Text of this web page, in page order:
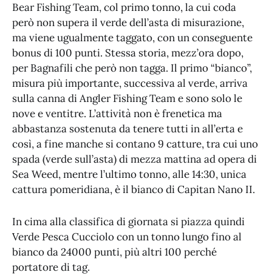
Bear Fishing Team, col primo tonno, la cui coda
però non supera il verde dell’asta di misurazione,
ma viene ugualmente taggato, con un conseguente
bonus di 100 punti. Stessa storia, mezz’ora dopo,
per Bagnafili che però non tagga. Il primo “bianco”,
misura più importante, successiva al verde, arriva
sulla canna di Angler Fishing Team e sono solo le
nove e ventitre. L’attività non è frenetica ma
abbastanza sostenuta da tenere tutti in all’erta e
così, a fine manche si contano 9 catture, tra cui uno
spada (verde sull’asta) di mezza mattina ad opera di
Sea Weed, mentre l’ultimo tonno, alle 14:30, unica
cattura pomeridiana, è il bianco di Capitan Nano II.
In cima alla classifica di giornata si piazza quindi
Verde Pesca Cucciolo con un tonno lungo fino al
bianco da 24000 punti, più altri 100 perché
portatore di tag.